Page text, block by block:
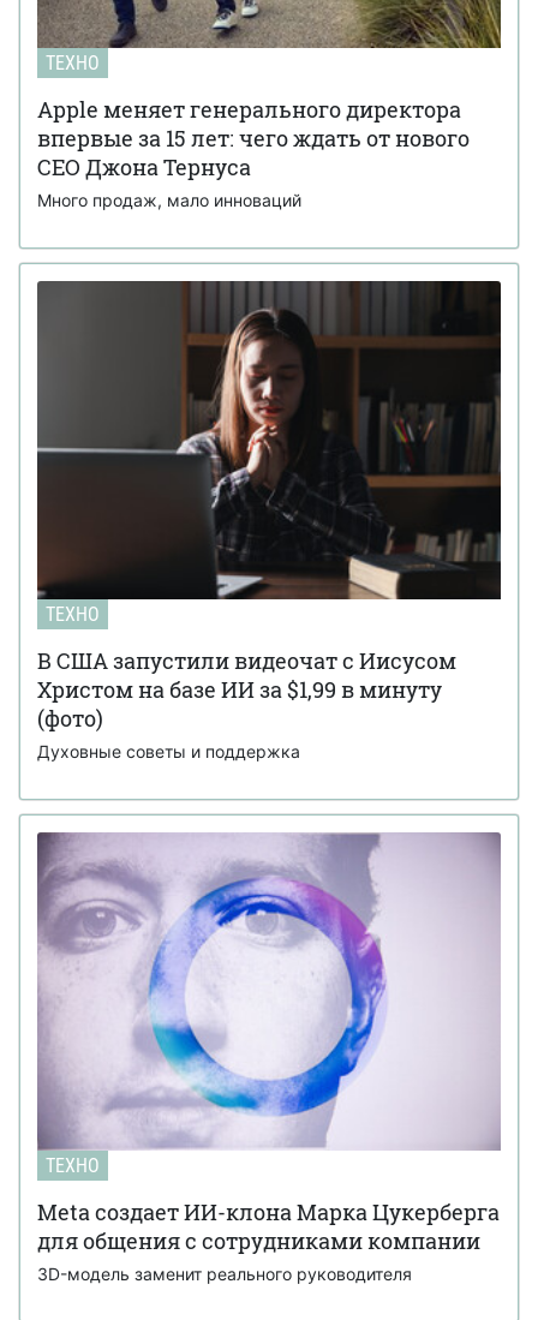
ТЕХНО
Apple меняет генерального директора
впервые за 15 лет: чего ждать от нового
CEO Джона Тернуса
Много продаж, мало инноваций
ТЕХНО
В США запустили видеочат с Иисусом
Христом на базе ИИ за $1,99 в минуту
(фото)
Духовные советы и поддержка
ТЕХНО
Meta создает ИИ-клона Марка Цукерберга
для общения с сотрудниками компании
3D-модель заменит реального руководителя